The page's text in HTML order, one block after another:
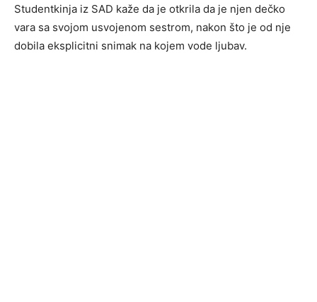
Studentkinja iz SAD kaže da je otkrila da je njen dečko
vara sa svojom usvojenom sestrom, nakon što je od nje
dobila eksplicitni snimak na kojem vode ljubav.